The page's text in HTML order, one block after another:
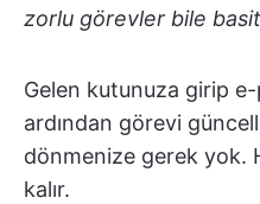
zorlu görevler bile
Gelen kutunuza girip e-
ardından görevi
dönmenize gerek yok.
kalır.